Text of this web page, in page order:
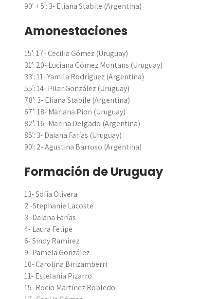
90′ + 5′: 3- Eliana Stabile (Argentina)
Amonestaciones
15′: 17- Cecilia Gómez (Uruguay)
31′: 20- Luciana Gómez Montans (Uruguay)
33′: 11- Yamila Rodríguez (Argentina)
55′: 14- Pilar González (Uruguay)
78′: 3- Eliana Stabile (Argentina)
67′: 18- Mariana Pion (Uruguay)
82′: 16- Marina Delgado (Argentina)
85′: 3- Daiana Farías (Uruguay)
90′: 2- Agustina Barroso (Argentina)
Formación de Uruguay
13- Sofía Olivera
2 -Stephanie Lacoste
3- Daiana Farías
4- Laura Felipe
6- Sindy Ramírez
9- Pamela González
10- Carolina Birizamberri
11- Estefanía Pizarro
15- Rocío Martínez Robledo